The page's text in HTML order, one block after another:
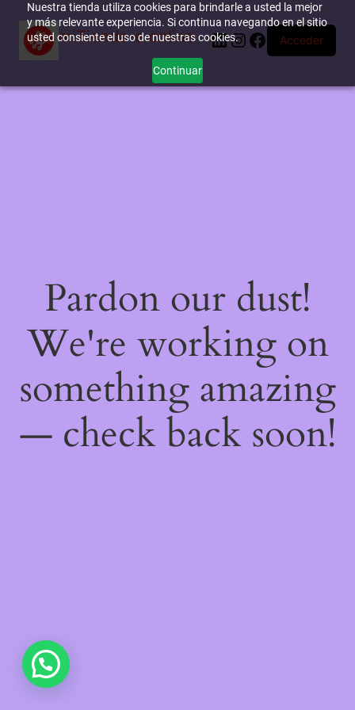
Nuestra tienda utiliza cookies para brindarle a usted la mejor
y más relevante experiencia. Si continua navegando en el sitio
usted consiente el uso de nuestras cookies.
Continuar
miTienda-e.online LinkedIn
Instagram
Facebook
Acceder
Pardon our dust!
We're working on
something amazing
— check back soon!